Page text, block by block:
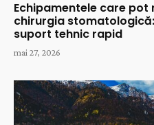
Echipamentele care pot
chirurgia
suport tehnic rapid
mai 27, 2026